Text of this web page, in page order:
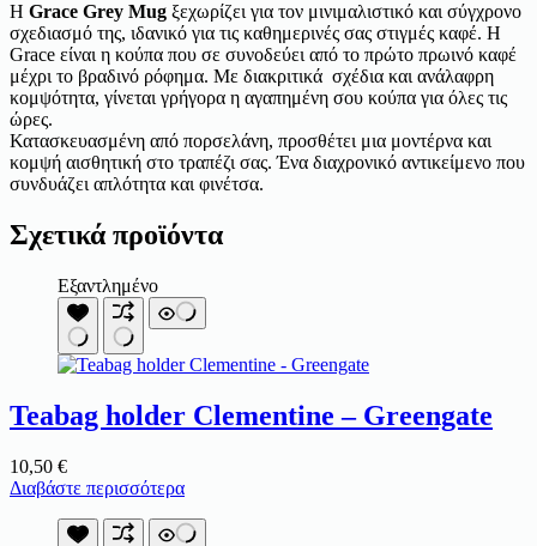
Η Grace Grey Mug ξεχωρίζει για τον μινιμαλιστικό και σύγχρονο
σχεδιασμό της, ιδανικό για τις καθημερινές σας στιγμές καφέ. Η
Grace είναι η κούπα που σε συνοδεύει από το πρώτο πρωινό καφέ
μέχρι το βραδινό ρόφημα. Με διακριτικά σχέδια και ανάλαφρη
κομψότητα, γίνεται γρήγορα η αγαπημένη σου κούπα για όλες τις
ώρες.
Κατασκευασμένη από πορσελάνη, προσθέτει μια μοντέρνα και
κομψή αισθητική στο τραπέζι σας. Ένα διαχρονικό αντικείμενο που
συνδυάζει απλότητα και φινέτσα.
Σχετικά προϊόντα
Εξαντλημένο
Teabag holder Clementine – Greengate
10,50 €
Διαβάστε περισσότερα